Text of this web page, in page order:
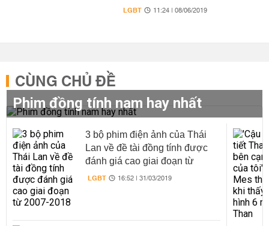
LGBT 11:24 | 08/06/2019
CÙNG CHỦ ĐỀ
Phim đồng tính nam hay nhất
3 bộ phim điện ảnh của Thái
Lan về đề tài đồng tính được
đánh giá cao giai đoạn từ
2007-2018
LGBT 16:52 | 31/03/2019